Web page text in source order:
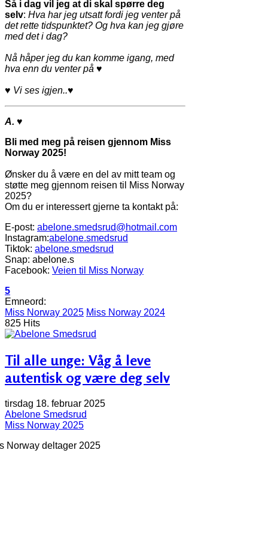
Så i dag vil jeg at di skal spørre deg
selv: Hva har jeg utsatt fordi jeg venter på
det rette tidspunktet? Og hva kan jeg gjøre
med det i dag?
Nå håper jeg du kan komme igang, med
hva enn du venter på ♥
♥ Vi ses igjen..♥
A. ♥
Bli med meg på reisen gjennom Miss
Norway 2025!
Ønsker du å være en del av mitt team og
støtte meg gjennom reisen til Miss Norway
2025?
Om du er interessert gjerne ta kontakt på:
E-post: abelone.smedsrud@hotmail.com
Instagram:abelone.smedsrud
Tiktok: abelone.smedsrud
Snap: abelone.s
Facebook: Veien til Miss Norway
5
Emneord:
Miss Norway 2025 Miss Norway 2024
825 Hits
Til alle unge: Våg å leve
autentisk og være deg selv
tirsdag 18. februar 2025
Abelone Smedsrud
Miss Norway 2025